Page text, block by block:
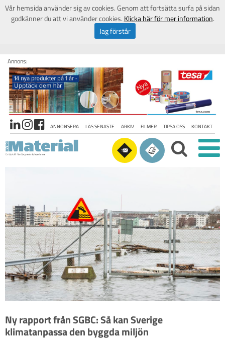
Annons:
ANNONSERA LÄS SENASTE ARKIV FILMER TIPSA OSS KONTAKT
Ny rapport från SGBC: Så kan Sverige
klimatanpassa den byggda miljön
Vår hemsida använder sig av cookies. Genom att fortsätta surfa på sidan
godkänner du att vi använder cookies. Klicka här för mer information.
Jag förstår